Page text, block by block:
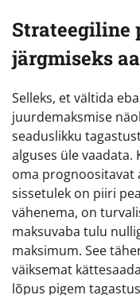
Strateegiline
järgmiseks
Selleks, et vältida
juurdemaksmise
seaduslikku
alguses üle
oma prognoositavat
sissetulek on piiri
vähenema, on
maksuvaba tulu
maksimum. See
väiksemat
lõpus pigem